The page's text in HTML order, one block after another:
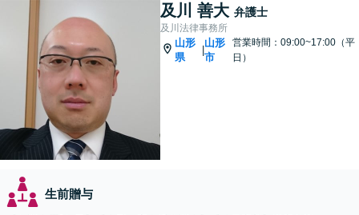
及川 善大 弁護士
及川法律事務所
山形
県
|
山形
市
営業時間：09:00~17:00（平
日）
生前贈与